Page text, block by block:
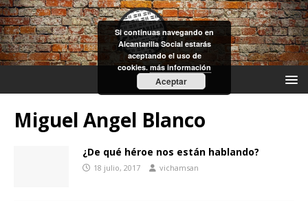
Miguel Angel Blanco
¿De qué héroe nos están hablando?
18 julio, 2017 vichamsan
Si continuas navegando en
Alcantarilla Social estarás
aceptando el uso de
cookies.más información
Aceptar